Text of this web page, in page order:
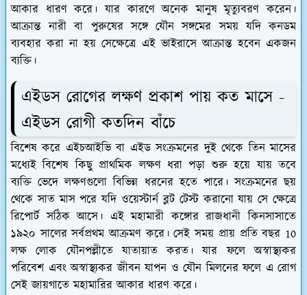
আকার ধারণ করে। যার কারণে অনেক মানুষ মৃত্যুবরণ করেন।
আক্রান্ত নারী বা পুরুষের সঙ্গে যৌন সঙ্গমের সময় যদি কনডম
ব্যবহার করা না হয় সেক্ষেত্রে এই ভাইরাসে আক্রান্ত হবেন একজন
ব্যক্তি।
এইডস রোগের লক্ষণ প্রকাশ পায় কত মাসে -
এইডস রোগী কতদিন বাঁচে
বিশেষ করে এইচআইভি বা এইড সংক্রমনের দুই থেকে তিন মাসের
মধ্যেই বিশেষ কিছু প্রাথমিক লক্ষণ ধরা পড়া শুরু হয়ে যায় তবে
ব্যক্তি ভেদে লক্ষণগুলো বিভিন্ন ধরনের হতে পারে। সংক্রমনের ছয়
থেকে সাত মাস পরে যদি ওয়েস্টার্ন ব্লট টেস্ট করানো যায় সে ক্ষেত্রে
রিপোর্ট সঠিক আসে। এই মহামারী কঙ্গোর রাজধানী কিনসাসাতে
১৯২০ সালের সর্বপ্রথম আক্রমণ করে। সেই সময় প্রায় প্রতি বছর 10
লক্ষ লোক যৌনপল্লীতে যাতায়াত করত। যার ফলে অস্বাস্থ্যকর
পরিবেশ এবং অস্বাস্থ্যকর জীবন যাপন ও যৌন মিলনের ফলে এ রোগ
সেই জায়গাতে মহামারির আকার ধারণ করে।